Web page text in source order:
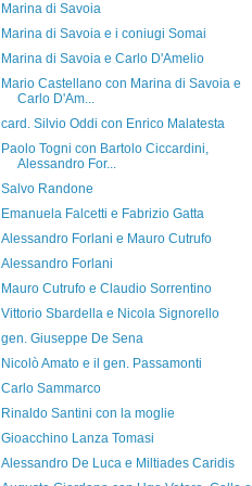
Marina di Savoia
Marina di Savoia e i coniugi Somai
Marina di Savoia e Carlo D'Amelio
Mario Castellano con Marina di Savoia e
Carlo D'Am...
card. Silvio Oddi con Enrico Malatesta
Paolo Togni con Bartolo Ciccardini,
Alessandro For...
Salvo Randone
Emanuela Falcetti e Fabrizio Gatta
Alessandro Forlani e Mauro Cutrufo
Alessandro Forlani
Mauro Cutrufo e Claudio Sorrentino
Vittorio Sbardella e Nicola Signorello
gen. Giuseppe De Sena
Nicolò Amato e il gen. Passamonti
Carlo Sammarco
Rinaldo Santini con la moglie
Gioacchino Lanza Tomasi
Alessandro De Luca e Miltiades Caridis